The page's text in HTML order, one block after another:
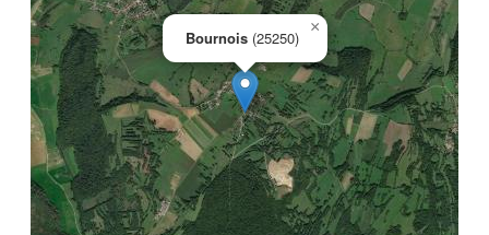
Bournois (25250)
×